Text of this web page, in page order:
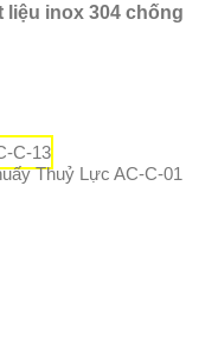
inox 304 chống